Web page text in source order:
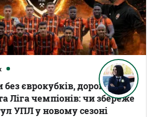
єврокубків, дорогі
Ліга чемпіонів: чи збереже
УПЛ у новому сезоні